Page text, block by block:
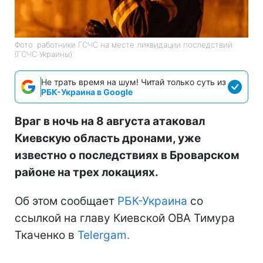
Фото: работники ГСЧС на месте ликвидации последствий
(ГСЧС Украины)
Не трать время на шум! Читай только суть из
РБК-Украина в Google
Враг в ночь на 8 августа атаковал
Киевскую область дронами, уже
известно о последствиях в Броварском
районе на трех локациях.
Об этом сообщает РБК-Украина со
ссылкой на главу Киевской ОВА Тимура
Ткаченко в Telergam.